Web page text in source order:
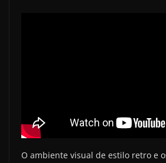
O ambiente visual de estilo retro e